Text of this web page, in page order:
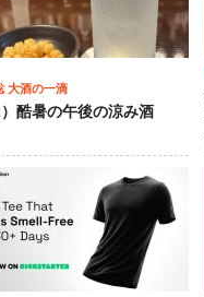
大酒の一滴
）酷暑の午後の涼み酒